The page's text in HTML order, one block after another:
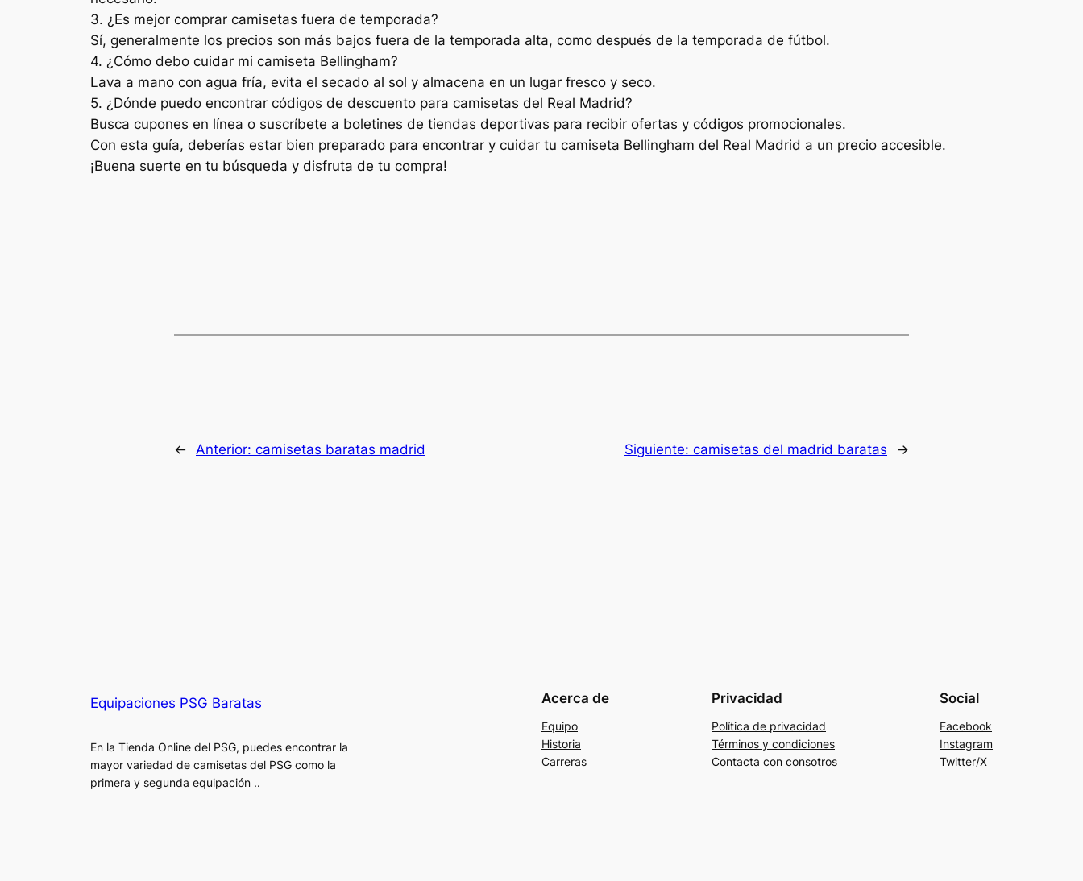
3. ¿Es mejor comprar camisetas fuera de temporada?
Sí, generalmente los precios son más bajos fuera de la temporada alta, como después de la temporada de fútbol.
4. ¿Cómo debo cuidar mi camiseta Bellingham?
Lava a mano con agua fría, evita el secado al sol y almacena en un lugar fresco y seco.
5. ¿Dónde puedo encontrar códigos de descuento para camisetas del Real Madrid?
Busca cupones en línea o suscríbete a boletines de tiendas deportivas para recibir ofertas y códigos promocionales.
Con esta guía, deberías estar bien preparado para encontrar y cuidar tu camiseta Bellingham del Real Madrid a un precio accesible.
¡Buena suerte en tu búsqueda y disfruta de tu compra!
← Anterior: camisetas baratas madrid Siguiente: camisetas del madrid baratas →
Equipaciones PSG Baratas
En la Tienda Online del PSG, puedes encontrar la
mayor variedad de camisetas del PSG como la
primera y segunda equipación ..
Acerca de
Equipo
Historia
Carreras
Privacidad
Política de privacidad
Términos y condiciones
Contacta con consotros
Social
Facebook
Instagram
Twitter/X